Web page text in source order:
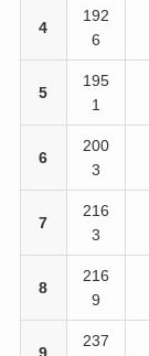
4
192
6
5
195
1
6
200
3
7
216
3
8
216
9
9
237